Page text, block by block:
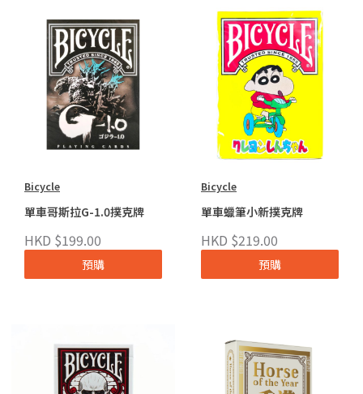
Bicycle
單車哥斯拉G-1.0撲克牌
HKD $199.00
預購
Bicycle
單車蠟筆小新撲克牌
HKD $219.00
預購